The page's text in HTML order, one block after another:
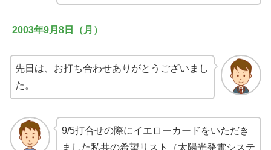
2003年9月8日（月）
先日は、お打ち合わせありがとうございまし
た。
9/5打合せの際にイエローカードをいただき
ました私共の希望リスト（太陽光発電システ